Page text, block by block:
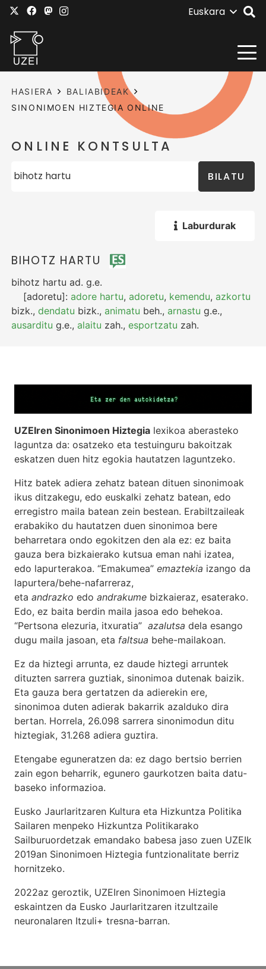
Euskara
HASIERA
BALIABIDEAK
SINONIMOEN HIZTEGIA ONLINE
ONLINE KONTSULTA
BILATU
Laburdurak
BIHOTZ HARTU
bihotz hartu ad. g.e.
[adoretu]:adore hartu,adoretu, kemendu,azkortu
bizk.,dendatu bizk.,animatu beh.,arnastu g.e.,
ausarditu g.e.,alaitu zah.,esportzatu zah.
UZEIren Sinonimoen Hiztegia lexikoa aberasteko
laguntza da: osatzeko eta testuinguru bakoitzak
eskatzen duen hitz egokia hautatzen laguntzeko.
Hitz batek adiera zehatz batean dituen sinonimoak
ikus ditzakegu, edo euskalki zehatz batean, edo
erregistro maila batean zein bestean. Erabiltzaileak
erabakiko du hautatzen duen sinonimoa bere
beharretara ondo egokitzen den ala ez: ez baita
gauza bera bizkaierako kutsua eman nahi izatea,
edo lapurterakoa. “Emakumea” emaztekia izango da
lapurtera/behe-nafarreraz,
eta andrazko edo andrakume bizkaieraz, esaterako.
Edo, ez baita berdin maila jasoa edo behekoa.
“Pertsona elezuria, itxuratia” azalutsa dela esango
dugu maila jasoan, eta faltsua behe-mailakoan.
Ez da hiztegi arrunta, ez daude hiztegi arruntek
dituzten sarrera guztiak, sinonimoa dutenak baizik.
Eta gauza bera gertatzen da adierekin ere,
sinonimoa duten adierak bakarrik azalduko dira
bertan. Horrela, 26.098 sarrera sinonimodun ditu
hiztegiak, 31.268 adiera guztira.
Etengabe eguneratzen da: ez dago bertsio berrien
zain egon beharrik, egunero gaurkotzen baita datu-
baseko informazioa.
Eusko Jaurlaritzaren Kultura eta Hizkuntza Politika
Sailaren menpeko Hizkuntza Politikarako
Sailburuordetzak emandako babesa jaso zuen UZEIk
2019an Sinonimoen Hiztegia funtzionalitate berriz
hornitzeko.
2022az geroztik, UZEIren Sinonimoen Hiztegia
eskaintzen da Eusko Jaurlaritzaren itzultzaile
neuronalaren Itzuli+ tresna-barran.